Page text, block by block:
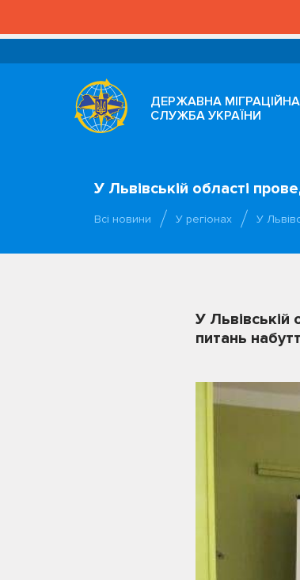
ДЕРЖАВНА МІГРАЦІЙНА
СЛУЖБА УКРАЇНИ
У Львівській області
Всі новини У регіонах У
У Львівській
питань